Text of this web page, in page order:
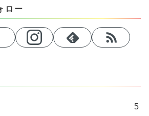
ロー
5